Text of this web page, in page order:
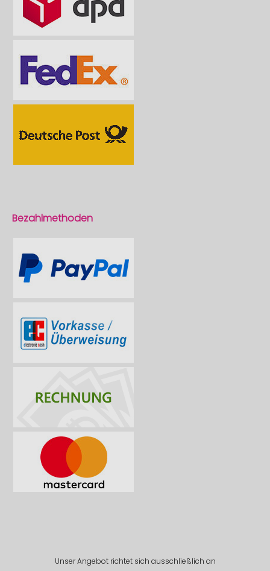
Bezahlmethoden
Unser Angebot richtet sich ausschließlich an